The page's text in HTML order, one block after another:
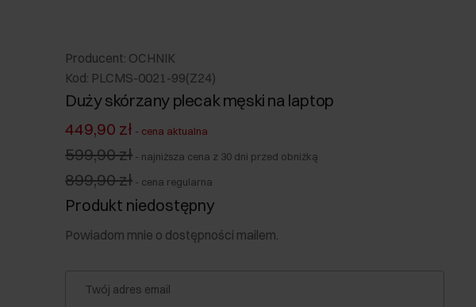
Producent: OCHNIK
Kod: PLCMS-0021-99(Z24)
Duży skórzany plecak męski na laptop
449,90 zł - cena aktualna
599,90 zł - najniższa cena z 30 dni przed obniżką
899,90 zł - cena regularna
Produkt niedostępny
Powiadom mnie o dostępności mailem.
Twój adres email